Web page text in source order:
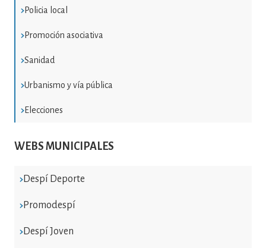
Policia local
Promoción asociativa
Sanidad
Urbanismo y vía pública
Elecciones
WEBS MUNICIPALES
Despí Deporte
Promodespí
Despí Joven